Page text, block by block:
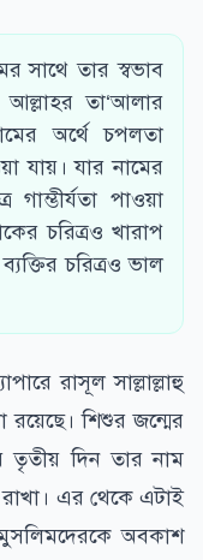
সাথে তার স্বভাব
আল্লাহর তা‘আলার
অর্থে চপলতা
যায়। যার নামের
গাম্ভীর্যতা পাওয়া
চরিত্রও খারাপ
চরিত্রও ভাল
রাসূল সাল্লাল্লাহু
রয়েছে। শিশুর জন্মের
তৃতীয় দিন তার নাম
এর থেকে এটাই
অবকাশ